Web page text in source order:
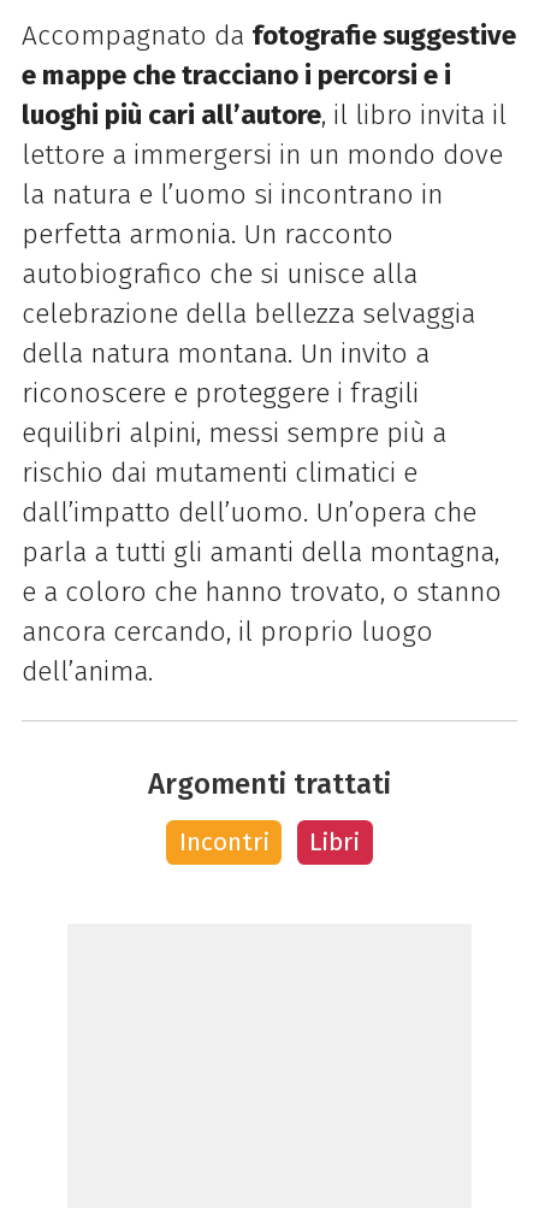
Accompagnato da fotografie suggestive
e mappe che tracciano i percorsi e i
luoghi più cari all’autore, il libro invita il
lettore a immergersi in un mondo dove
la natura e l’uomo si incontrano in
perfetta armonia. Un racconto
autobiografico che si unisce alla
celebrazione della bellezza selvaggia
della natura montana. Un invito a
riconoscere e proteggere i fragili
equilibri alpini, messi sempre più a
rischio dai mutamenti climatici e
dall’impatto dell’uomo. Un’opera che
parla a tutti gli amanti della montagna,
e a coloro che hanno trovato, o stanno
ancora cercando, il proprio luogo
dell’anima.
Argomenti trattati
Incontri Libri